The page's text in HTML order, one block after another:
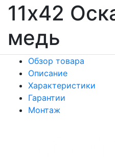
11х42
медь
Обзор товара
Описание
Характеристики
Гарантии
Монтаж